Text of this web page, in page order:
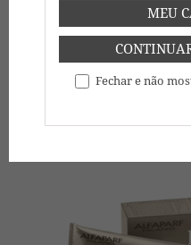
HOME SHOP
MEU
Fechar e não